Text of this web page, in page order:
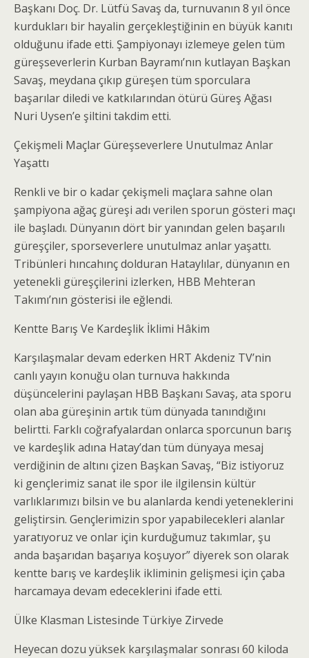
Başkanı Doç. Dr. Lütfü Savaş da, turnuvanın 8 yıl önce
kurdukları bir hayalin gerçekleştiğinin en büyük kanıtı
olduğunu ifade etti. Şampiyonayı izlemeye gelen tüm
güreşseverlerin Kurban Bayramı’nın kutlayan Başkan
Savaş, meydana çıkıp güreşen tüm sporculara
başarılar diledi ve katkılarından ötürü Güreş Ağası
Nuri Uysen’e şiltini takdim etti.
Çekişmeli Maçlar Güreşseverlere Unutulmaz Anlar
Yaşattı
Renkli ve bir o kadar çekişmeli maçlara sahne olan
şampiyona ağaç güreşi adı verilen sporun gösteri maçı
ile başladı. Dünyanın dört bir yanından gelen başarılı
güreşçiler, sporseverlere unutulmaz anlar yaşattı.
Tribünleri hıncahınç dolduran Hataylılar, dünyanın en
yetenekli güreşçilerini izlerken, HBB Mehteran
Takımı’nın gösterisi ile eğlendi.
Kentte Barış Ve Kardeşlik İklimi Hâkim
Karşılaşmalar devam ederken HRT Akdeniz TV’nin
canlı yayın konuğu olan turnuva hakkında
düşüncelerini paylaşan HBB Başkanı Savaş, ata sporu
olan aba güreşinin artık tüm dünyada tanındığını
belirtti. Farklı coğrafyalardan onlarca sporcunun barış
ve kardeşlik adına Hatay’dan tüm dünyaya mesaj
verdiğinin de altını çizen Başkan Savaş, “Biz istiyoruz
ki gençlerimiz sanat ile spor ile ilgilensin kültür
varlıklarımızı bilsin ve bu alanlarda kendi yeteneklerini
geliştirsin. Gençlerimizin spor yapabilecekleri alanlar
yaratıyoruz ve onlar için kurduğumuz takımlar, şu
anda başarıdan başarıya koşuyor” diyerek son olarak
kentte barış ve kardeşlik ikliminin gelişmesi için çaba
harcamaya devam edeceklerini ifade etti.
Ülke Klasman Listesinde Türkiye Zirvede
Heyecan dozu yüksek karşılaşmalar sonrası 60 kiloda